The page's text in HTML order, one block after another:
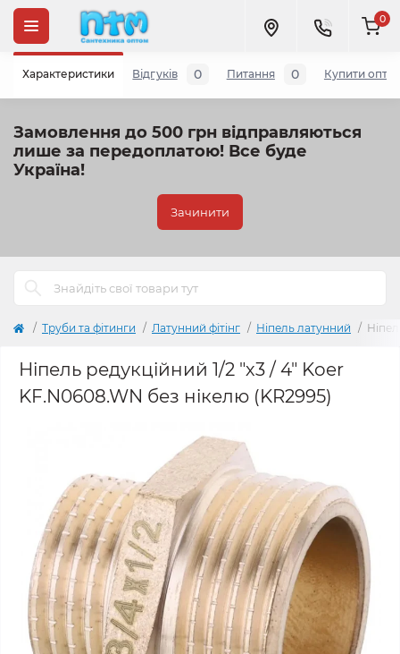
Замовлення до 500 грн відправляються
лише за передоплатою! Все буде
Україна!
Зачинити
0
Труби та фітинги Латунний фітінг Ніпель латунний
Ніпель редукційний 1/2 "х3 / 4" Koer
KF.N0608.WN без нікелю (KR2995)
Характеристики Відгуків 0 Питання 0 Купити